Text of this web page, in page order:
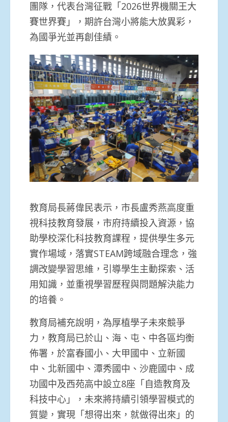
團隊，代表台灣征戰「2026世界機關王大
賽世界賽」，期許台灣小將能大放異彩，
為國爭光並再創佳績。
教育局長蔣偉民表示，市長盧秀燕高度重
視科技教育發展，市府持續投入資源，協
助學校深化科技教育課程，提供學生多元
實作場域，落實STEAM跨域融合理念，強
調改變學習思維，引導學生主動探索、活
用知識，並重視學習歷程與問題解決能力
的培養。
教育局補充說明，為厚植學子未來競爭
力，教育局已於山、海、屯、中各區均衡
佈署，於富春國小、大甲國中、立新國
中、北新國中、潭秀國中、沙鹿國中、成
功國中及西苑高中設立8座「自造教育及
科技中心」，未來將持續引領學習模式的
質變，實現「想得出來，就做得出來」的